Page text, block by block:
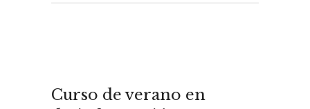
Curso de verano en